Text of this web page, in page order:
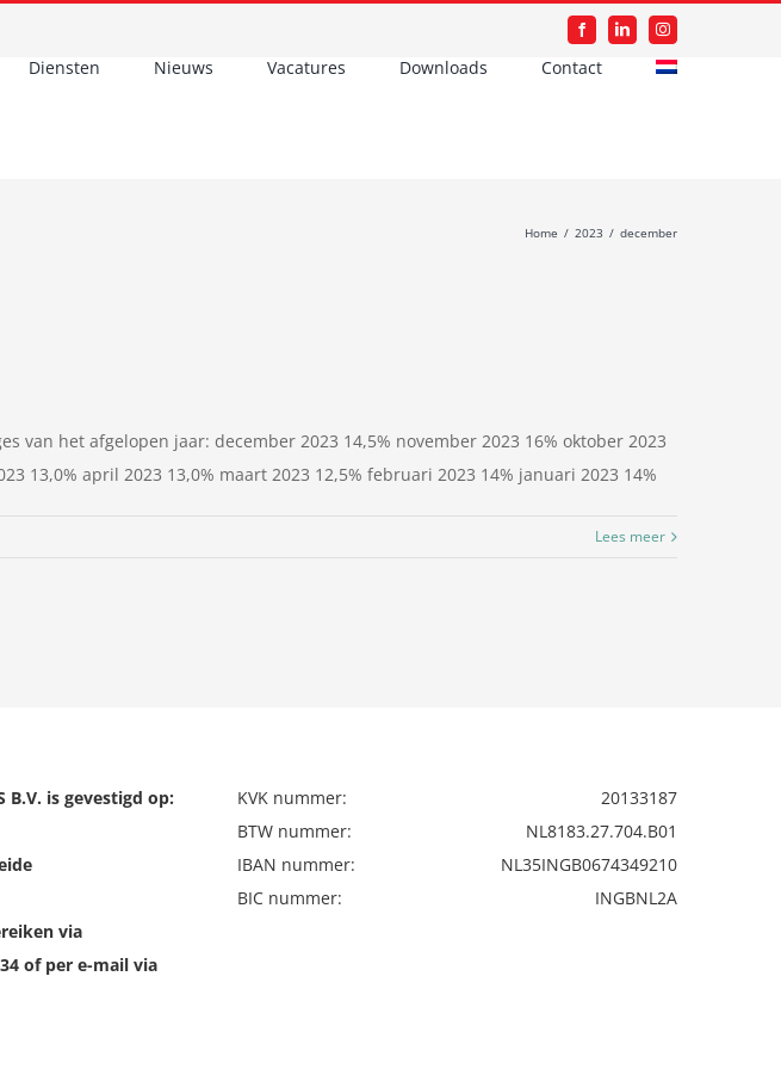
FacebookLinkedInInstagram
Diensten Nieuws Vacatures Downloads Contact
Home / 2023 / december
van het afgelopen jaar: december 2023 14,5% november 2023 16% oktober 2023
13,0% april 2023 13,0% maart 2023 12,5% februari 2023 14% januari 2023 14%
Lees meer
B.V. is gevestigd op:
via
of per e-mail via
KVK nummer:
20133187
BTW nummer:
NL8183.27.704.B01
IBAN nummer:
NL35INGB0674349210
BIC nummer:
INGBNL2A